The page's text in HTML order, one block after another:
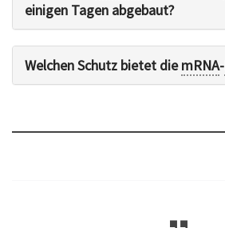
einigen Tagen abgebaut?
Welchen Schutz bietet diemRNA-